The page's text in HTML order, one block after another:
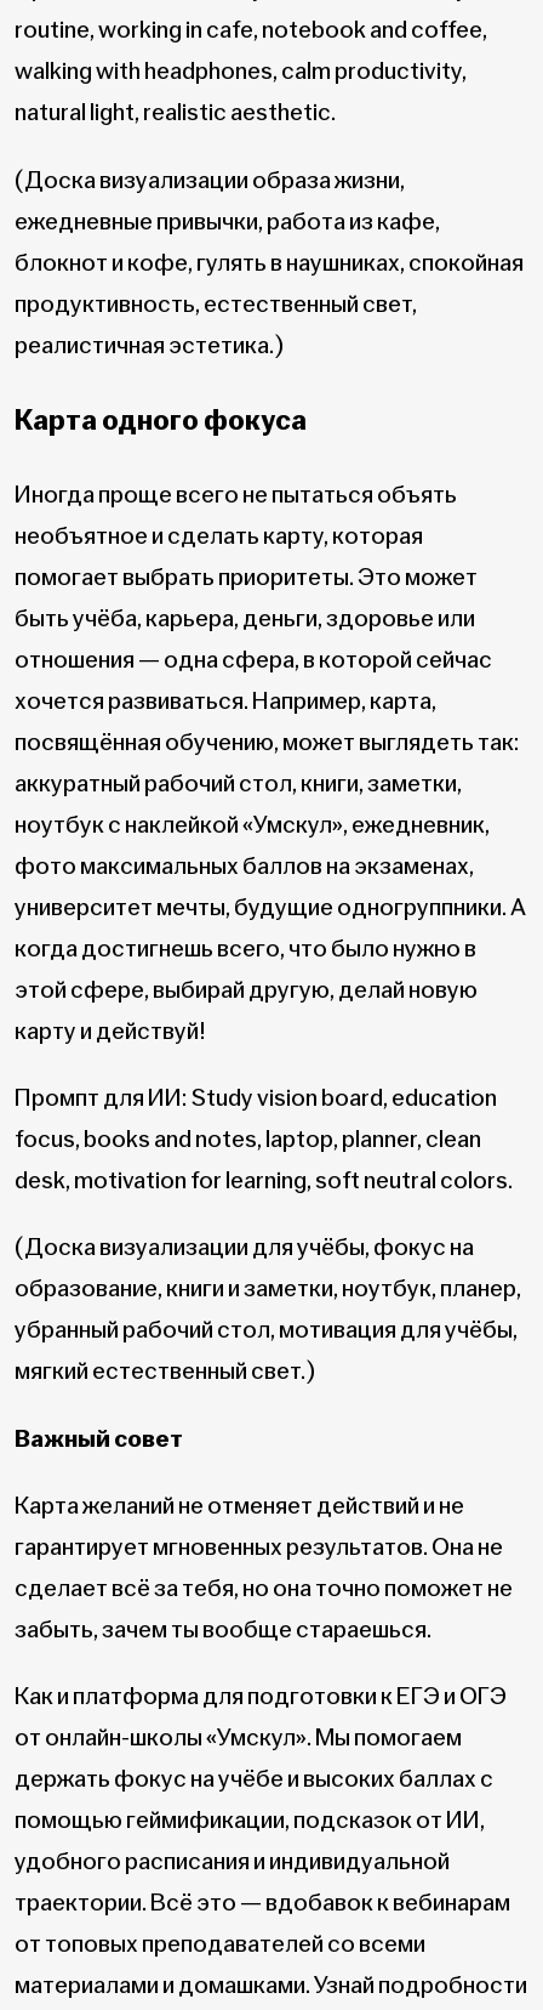
routine, working in cafe, notebook and coffee,
walking with headphones, calm productivity,
natural light, realistic aesthetic.
(Доска визуализации образа жизни,
ежедневные привычки, работа из кафе,
блокнот и кофе, гулять в наушниках, спокойная
продуктивность, естественный свет,
реалистичная эстетика.)
Карта одного фокуса
Иногда проще всего не пытаться объять
необъятное и сделать карту, которая
помогает выбрать приоритеты. Это может
быть учёба, карьера, деньги, здоровье или
отношения — одна сфера, в которой сейчас
хочется развиваться. Например, карта,
посвящённая обучению, может выглядеть так:
аккуратный рабочий стол, книги, заметки,
ноутбук с наклейкой «Умскул», ежедневник,
фото максимальных баллов на экзаменах,
университет мечты, будущие одногруппники. А
когда достигнешь всего, что было нужно в
этой сфере, выбирай другую, делай новую
карту и действуй!
Промпт для ИИ: Study vision board, education
focus, books and notes, laptop, planner, clean
desk, motivation for learning, soft neutral colors.
(Доска визуализации для учёбы, фокус на
образование, книги и заметки, ноутбук, планер,
убранный рабочий стол, мотивация для учёбы,
мягкий естественный свет.)
Важный совет
Карта желаний не отменяет действий и не
гарантирует мгновенных результатов. Она не
сделает всё за тебя, но она точно поможет не
забыть, зачем ты вообще стараешься.
Как и платформа для подготовки к ЕГЭ и ОГЭ
от онлайн-школы «Умскул». Мы помогаем
держать фокус на учёбе и высоких баллах с
помощью геймификации, подсказок от ИИ,
удобного расписания и индивидуальной
траектории. Всё это — вдобавок к вебинарам
от топовых преподавателей со всеми
материалами и домашками. Узнай подробности